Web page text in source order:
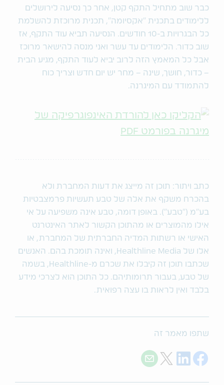
כבר שוב מתחיל התקף קטן, אחר כך נסיעה לירושלים
ללימודים בתכנית "אקסיומה", תכנית מרוכזת להשלמת
כל הבגרויות ב-10 חודשים. הנסיעה תביא עוד התקף, אז
שוב כדור. הלימודים עד עשר ואני מנסה להישאר מרוכז
אבל כל המאמץ הזה לרוב יביא לעוד התקף, מגיע הבית
– כדור, חושך, שינה – מחר יש יום חדש וצריך כוח
להתמודד עם המיגרנה.
כתב ויתור: תוכן זה מייצג את דעות המחברת ולא
בהכרח משקף את אלה של טבע תעשיות פרמצבטיות
בע"מ ("טבע"). באופן דומה, טבע אינה משפיעה על אי
אילו מהמוצרים או מהתוכן הקשור לאתר האינטרנט
האישי או רשתות המדיה החברתית של המחברת, או
אלו של Healthline Media, ואינה תומכת בהם. האנשים
שכתבו תוכן זה קיבלו את שכרם מ-Healthline, בשמה
של טבע‚ בעבור תרומותיהם. כל התוכן הוא לצרכי מידע
בלבד ואין לראות בו עצה רפואית.
שתפו מאמר זה
Share on Facebook
Share on LinkedIn
Share on Twitter
Share with E-mail